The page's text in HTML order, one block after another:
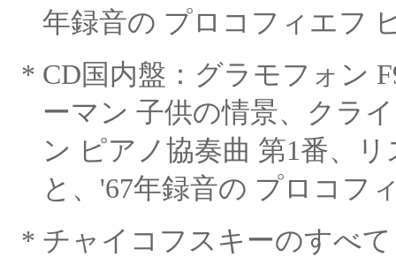
年録音の プロコフィエフ
* CD国内盤：グラモフォン
ーマン 子供の情景、 クラ
ン ピアノ協奏曲 第1番、
と、'67年録音の プロコフ
* チャイコフスキーのすべて